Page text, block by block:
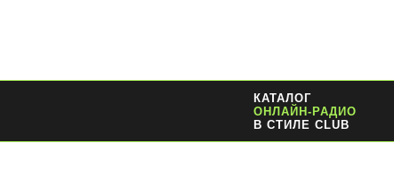
КАТАЛОГ
ОНЛАЙН-РАДИО
В СТИЛЕ CLUB